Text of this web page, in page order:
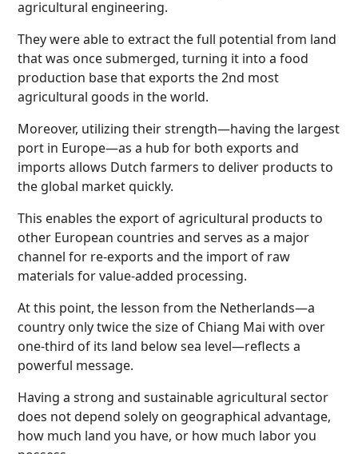
agricultural engineering.
They were able to extract the full potential from land
that was once submerged, turning it into a food
production base that exports the 2nd most
agricultural goods in the world.
Moreover, utilizing their strength—having the largest
port in Europe—as a hub for both exports and
imports allows Dutch farmers to deliver products to
the global market quickly.
This enables the export of agricultural products to
other European countries and serves as a major
channel for re-exports and the import of raw
materials for value-added processing.
At this point, the lesson from the Netherlands—a
country only twice the size of Chiang Mai with over
one-third of its land below sea level—reflects a
powerful message.
Having a strong and sustainable agricultural sector
does not depend solely on geographical advantage,
how much land you have, or how much labor you